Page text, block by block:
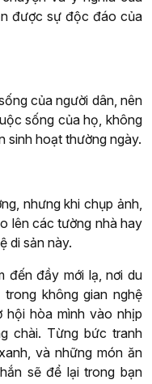
được sự độc đáo của
của người dân, nên
sống của họ, không
sinh hoạt thường ngày.
nhưng khi chụp ảnh,
lên các tường nhà hay
di sản này.
đến đầy mới lạ, nơi du
không gian nghệ
hòa mình vào nhịp
chài. Từng bức tranh
và những món ăn
sẽ để lại trong bạn